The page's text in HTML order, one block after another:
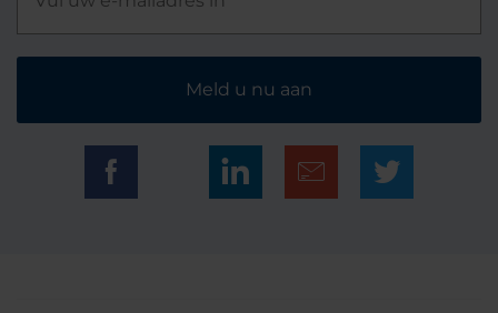
Meld u nu aan